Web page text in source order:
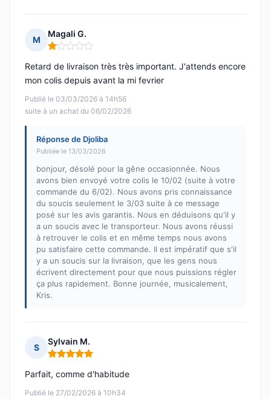
M
Magali G.
Note : 1 sur 5
Publié le 03/03/2026 à 14h56
suite à un achat du 06/02/2026
Retard de livraison très très important. J'attends encore
mon colis depuis avant la mi fevrier
Réponse de Djoliba
Publiée le 13/03/2026
bonjour, désolé pour la gêne occasionnée. Nous
avons bien envoyé votre colis le 10/02 (suite à votre
commande du 6/02). Nous avons pris connaissance
du soucis seulement le 3/03 suite à ce message
posé sur les avis garantis. Nous en déduisons qu'il y
a un soucis avec le transporteur. Nous avons réussi
à retrouver le colis et en même temps nous avons
pu satisfaire cette commande. Il est impératif que s'il
y a un soucis sur la livraison, que les gens nous
écrivent directement pour que nous puissions régler
ça plus rapidement. Bonne journée, musicalement,
Kris.
S
Sylvain M.
Note : 5 sur 5
Publié le 27/02/2026 à 10h34
Parfait, comme d'habitude